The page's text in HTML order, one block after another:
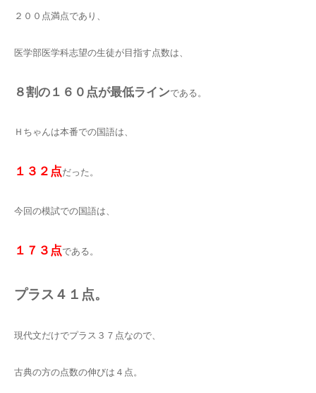
２００点満点であり、
医学部医学科志望の生徒が目指す点数は、
８割の１６０点が最低ラインである。
Ｈちゃんは本番での国語は、
１３２点だった。
今回の模試での国語は、
１７３点である。
プラス４１点。
現代文だけでプラス３７点なので、
古典の方の点数の伸びは４点。